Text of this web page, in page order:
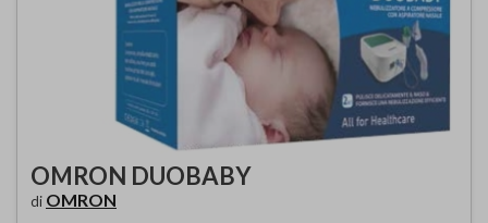
OMRON DUOBABY
di OMRON